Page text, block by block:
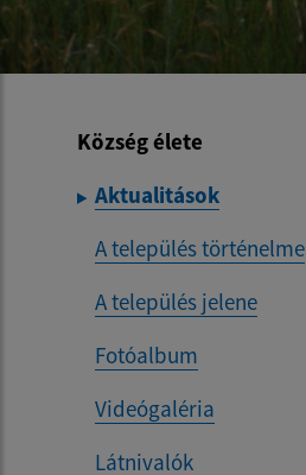
Község élete
Aktualitások
A település történelme
A település jelene
Fotóalbum
Videógaléria
Látnivalók